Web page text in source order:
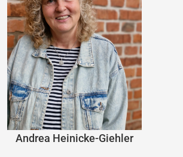
Andrea Heinicke-Giehler